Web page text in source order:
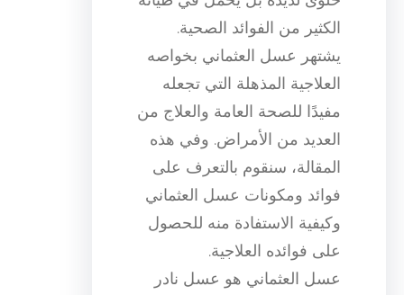
الكثير من الفوائد الصحية.
يشتهر عسل العثماني بخواصه
العلاجية المذهلة التي تجعله
مفيدًا للصحة العامة والعلاج من
العديد من الأمراض. وفي هذه
المقالة، سنقوم بالتعرف على
فوائد ومكونات عسل العثماني
وكيفية الاستفادة منه للحصول
على فوائده العلاجية.
عسل العثماني هو عسل نادر